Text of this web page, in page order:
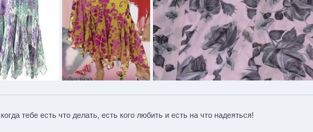
тебе есть что делать, есть кого любить и есть на что надеяться!